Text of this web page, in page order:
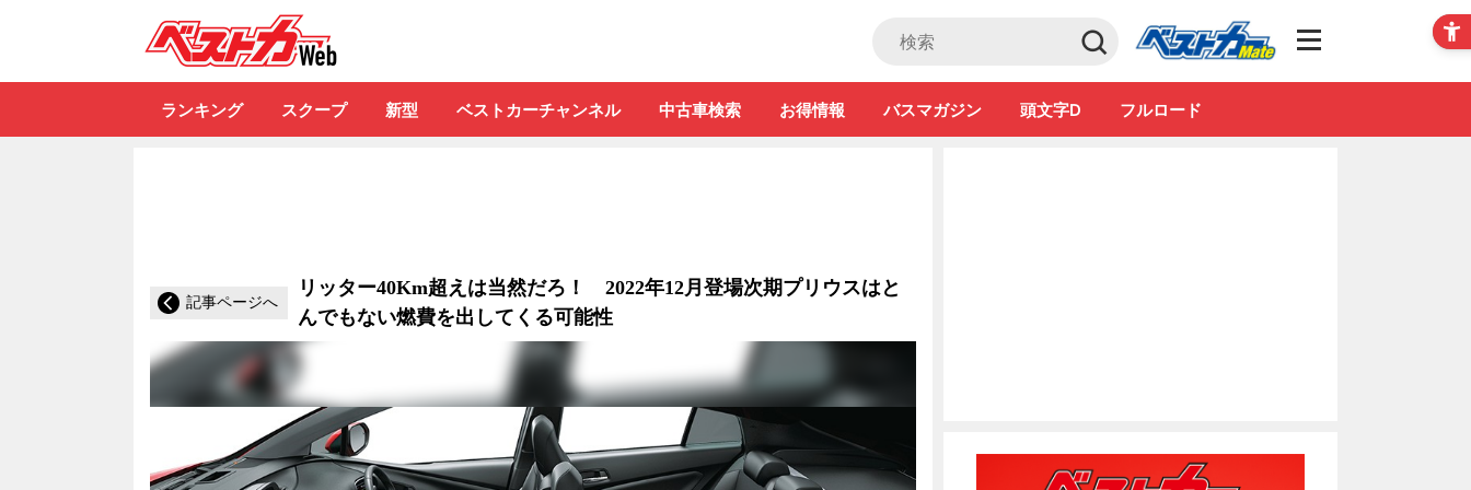
Club
ランキング スクープ 新型 ベストカーチャンネル 中古車検索 お得情報 バスマガジン 頭文字D フルロード
記事ページへ
リッター40Km超えは当然だろ！ 2022年12月登場次期プリウスはと
んでもない燃費を出してくる可能性